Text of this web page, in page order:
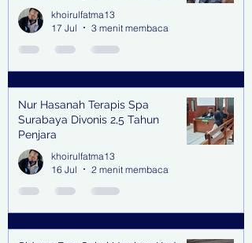
Kabupaten & Kota
khoirulfatma13
17 Jul
3 menit membaca
Nur Hasanah Terapis Spa
Surabaya Divonis 2,5 Tahun
Penjara
khoirulfatma13
16 Jul
2 menit membaca